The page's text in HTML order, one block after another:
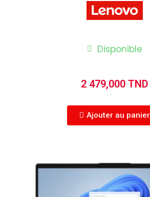
Disponible
2 479,000 TND
Ajouter au panier